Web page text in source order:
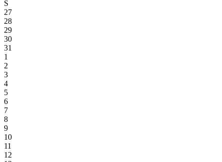
S
27
28
29
30
31
1
2
3
4
5
6
7
8
9
10
11
12